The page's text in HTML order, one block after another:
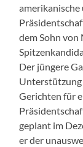
dem Sohn von
Der jüngere
Unterstützung
Gerichten für
geplant im
er der